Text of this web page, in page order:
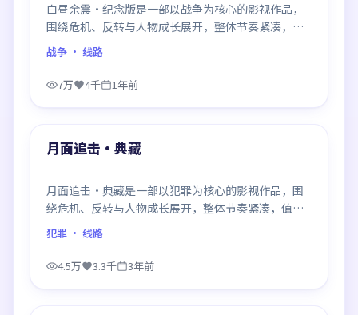
白昼余震·纪念版是一部以战争为核心的影视作品，
围绕危机、反转与人物成长展开，整体节奏紧凑，值
得推荐观看。
战争 · 线路
7万 4千 1年前
最新
月面追击·典藏
月面追击·典藏是一部以犯罪为核心的影视作品，围
绕危机、反转与人物成长展开，整体节奏紧凑，值得
推荐观看。
犯罪 · 线路
4.5万 3.3千 3年前